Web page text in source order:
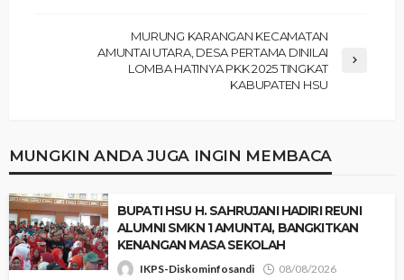
MURUNG KARANGAN KECAMATAN
AMUNTAI UTARA, DESA PERTAMA DINILAI
LOMBA HATINYA PKK 2025 TINGKAT
KABUPATEN HSU
MUNGKIN ANDA JUGA INGIN MEMBACA
‎BUPATI HSU H. SAHRUJANI HADIRI REUNI
ALUMNI SMKN 1 AMUNTAI, BANGKITKAN
KENANGAN MASA SEKOLAH
IKPS-Diskominfosandi 08/08/2026